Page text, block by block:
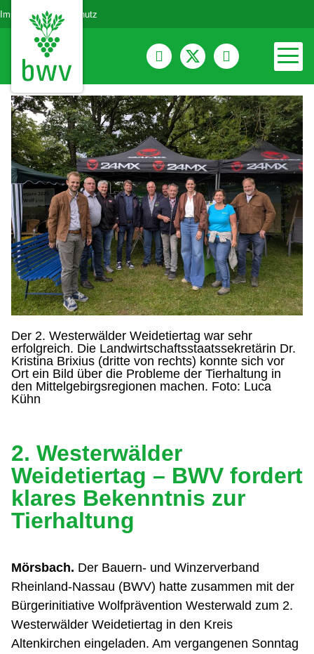
ImpressumDatenschutz
Der 2. Westerwälder Weidetiertag war sehr
erfolgreich. Die Landwirtschaftsstaatssekretärin Dr.
Kristina Brixius (dritte von rechts) konnte sich vor
Ort ein Bild über die Probleme der Tierhaltung in
den Mittelgebirgsregionen machen. Foto: Luca
Kühn
2. Westerwälder
Weidetiertag – BWV fordert
klares Bekenntnis zur
Tierhaltung
Mörsbach. Der Bauern- und Winzerverband
Rheinland-Nassau (BWV) hatte zusammen mit der
Bürgerinitiative Wolfprävention Westerwald zum 2.
Westerwälder Weidetiertag in den Kreis
Altenkirchen eingeladen. Am vergangenen Sonntag